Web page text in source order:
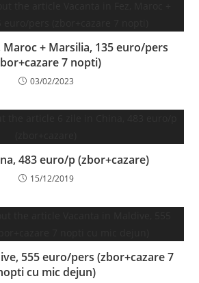
Maroc + Marsilia, 135 euro/pers
7 nopti)
03/02/2023
483 euro/p (zbor+cazare)
15/12/2019
555 euro/pers (zbor+cazare 7
cu mic dejun)